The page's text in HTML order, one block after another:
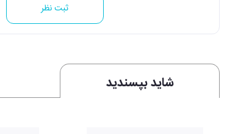
ثبت نظر
شاید بپسندید